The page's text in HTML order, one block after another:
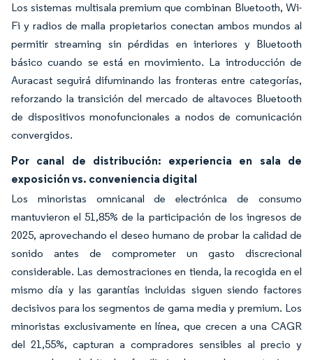
Los sistemas multisala premium que combinan Bluetooth, Wi-
Fi y radios de malla propietarios conectan ambos mundos al
permitir streaming sin pérdidas en interiores y Bluetooth
básico cuando se está en movimiento. La introducción de
Auracast seguirá difuminando las fronteras entre categorías,
reforzando la transición del mercado de altavoces Bluetooth
de dispositivos monofuncionales a nodos de comunicación
convergidos.
Por canal de distribución: experiencia en sala de
exposición vs. conveniencia digital
Los minoristas omnicanal de electrónica de consumo
mantuvieron el 51,85% de la participación de los ingresos de
2025, aprovechando el deseo humano de probar la calidad de
sonido antes de comprometer un gasto discrecional
considerable. Las demostraciones en tienda, la recogida en el
mismo día y las garantías incluidas siguen siendo factores
decisivos para los segmentos de gama media y premium. Los
minoristas exclusivamente en línea, que crecen a una CAGR
del 21,55%, capturan a compradores sensibles al precio y